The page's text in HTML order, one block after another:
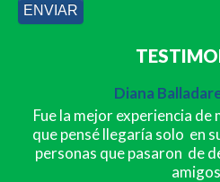
Diana
Fue la mejor experiencia de
que pensé llegaría solo en
personas que pasaron de